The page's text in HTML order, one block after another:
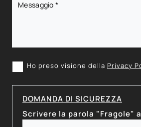
Ho preso visione della Privacy
DOMANDA DI SICUREZZA
Scrivere la parola "Fragole"